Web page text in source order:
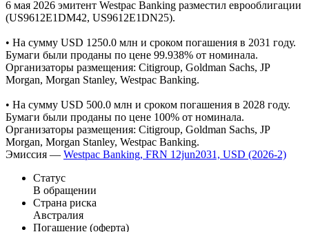
6 мая 2026 эмитент Westpac Banking разместил еврооблигации
(US9612E1DM42, US9612E1DN25).
• На сумму USD 1250.0 млн и сроком погашения в 2031 году.
Бумаги были проданы по цене 99.938% от номинала.
Организаторы размещения: Citigroup, Goldman Sachs, JP
Morgan, Morgan Stanley, Westpac Banking.
• На сумму USD 500.0 млн и сроком погашения в 2028 году.
Бумаги были проданы по цене 100% от номинала.
Организаторы размещения: Citigroup, Goldman Sachs, JP
Morgan, Morgan Stanley, Westpac Banking.
Эмиссия — Westpac Banking, FRN 12jun2031, USD (2026-2)
Статус
В обращении
Страна риска
Австралия
Погашение (оферта)